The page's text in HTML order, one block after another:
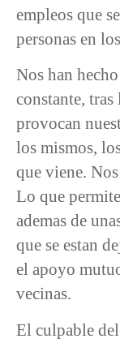
empleos que
personas en
Nos han
constante,
provocan
los mismos,
que viene.
Lo que
ademas de
que se estan
el apoyo
vecinas.
El culpable